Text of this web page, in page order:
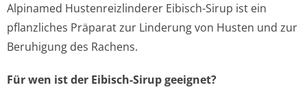
Alpinamed Hustenreizlinderer Eibisch-Sirup ist ein
pflanzliches Präparat zur Linderung von Husten und zur
Beruhigung des Rachens.
Für wen ist der Eibisch-Sirup geeignet?